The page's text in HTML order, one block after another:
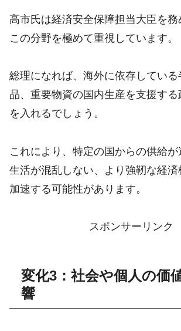
高市氏は経済安全保障担当大臣を務
この分野を極めて重視しています。
総理になれば、海外に依存してい
品、重要物資の国内生産を支援す
を入れるでしょう。
これにより、特定の国からの供給
生活が混乱しない、より強靭な経
加速する可能性があります。
スポンサーリンク
変化3：社会や個人の価
響